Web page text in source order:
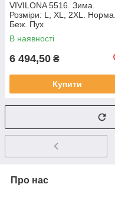
VIVILONA 5516. Зима.
Розміри: L, XL, 2XL. Норма.
Беж. Пух
В наявності
6 494,50 ₴
Купити
Про нас